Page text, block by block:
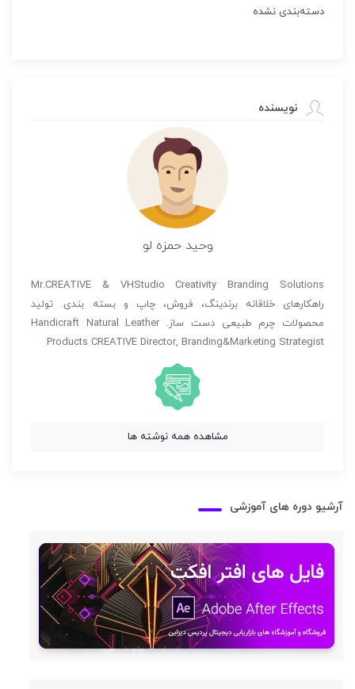
دسته‌بندی نشده
نویسنده
وحید حمزه لو
Mr.CREATIVE & VHStudio Creativity Branding Solutions
راهکارهای خلاقانه برندینگ، فروش، چاپ و بسته بندی. تولید
محصولات چرم طبیعی دست ساز. Handicraft Natural Leather
Products CREATIVE Director, Branding&Marketing Strategist
مشاهده همه نوشته ها
آرشیو دوره های آموزشی